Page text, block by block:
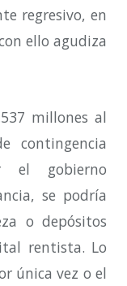
regresivo, en
ello agudiza
millones al
contingencia
el gobierno
se podría
o depósitos
rentista. Lo
única vez o el